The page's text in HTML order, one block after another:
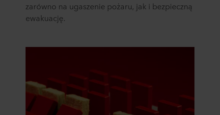
zarówno na ugaszenie pożaru, jak i bezpieczną
ewakuację.